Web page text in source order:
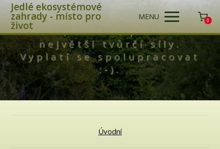
Jedlé ekosystémové
zahrady - místo pro
život
MENU 0
Láska, světlo, příroda -
největší tvůrčí síly.
Vyplatí se spolupracovat
:-).
Úvodní